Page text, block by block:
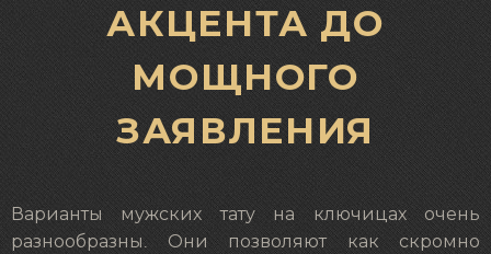
АКЦЕНТА ДО
МОЩНОГО
ЗАЯВЛЕНИЯ
Варианты мужских тату на ключицах очень
разнообразны. Они позволяют как скромно